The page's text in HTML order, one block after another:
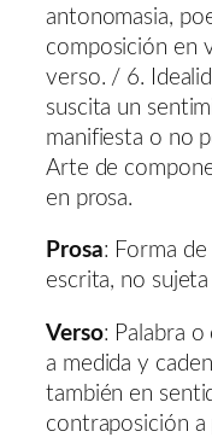
antonomasia,
composición en
verso. / 6.
suscita un
manifiesta o no
Arte de
en prosa.
Prosa: Forma
escrita, no
Verso: Palabra o
a medida y
también en
contraposición a